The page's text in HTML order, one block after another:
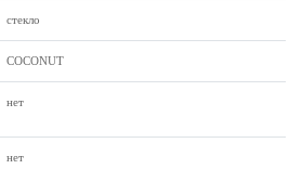
стекло
COCONUT
нет
нет